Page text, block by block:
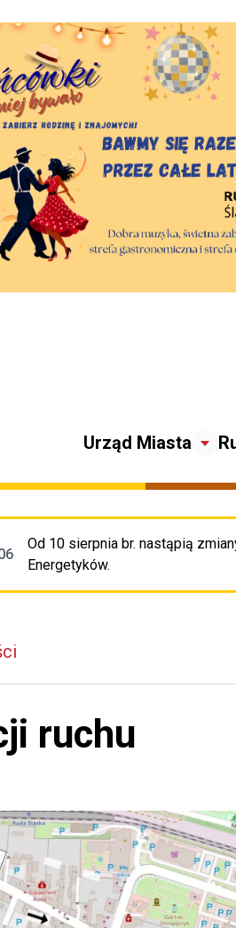
Urząd Miasta
Od 10 sierpnia br. nastąpią
Energetyków.
ruchu